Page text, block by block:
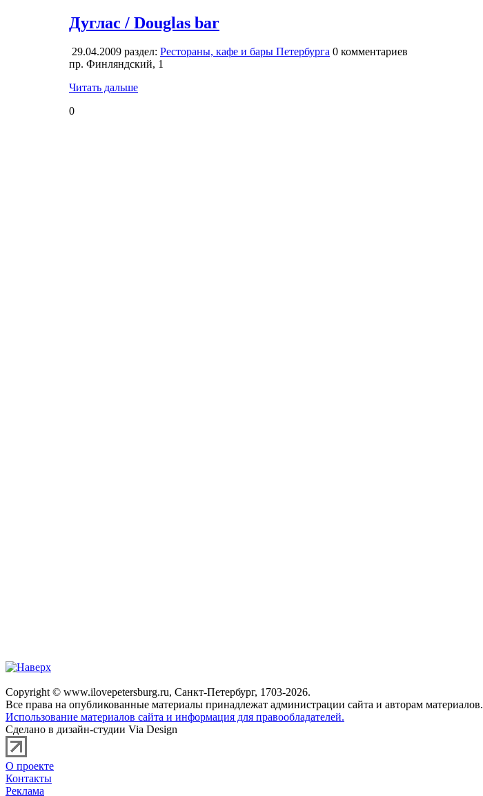
Дуглас / Douglas bar
29.04.2009 раздел: Рестораны, кафе и бары Петербурга 0 комментариев
пр. Финляндский, 1
Читать дальше
0
Copyright © www.ilovepetersburg.ru, Санкт-Петербург, 1703-2026.
Все права на опубликованные материалы принадлежат администрации сайта и авторам материалов.
Использование материалов сайта и информация для правообладателей.
Сделано в дизайн-студии Via Design
О проекте
Контакты
Реклама